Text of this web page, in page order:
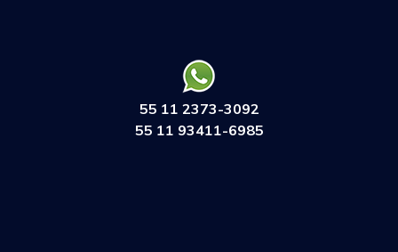
55 11 2373-3092
55 11 93411-6985